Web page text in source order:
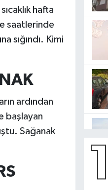
hafta
saatlerinde
sığındı. Kimi
ardından
başlayan
Sağanak
1